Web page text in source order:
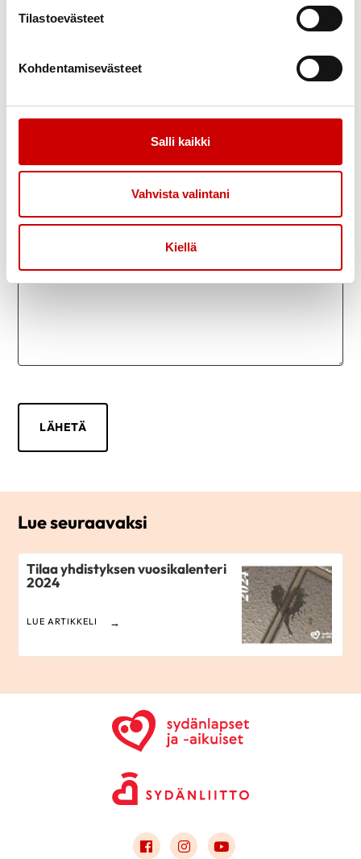
Tilastoevästeet
Kohdentamisevästeet
Salli kaikki
Vahvista valintani
Kiellä
toiminto
Ryhdymme yrityskummiksi
Lisätietoja
Lue seuraavaksi
Tilaa yhdistyksen vuosikalenteri
2024
LUE ARTIKKELI
Link to facebook
Link to instagram
Link to youtube